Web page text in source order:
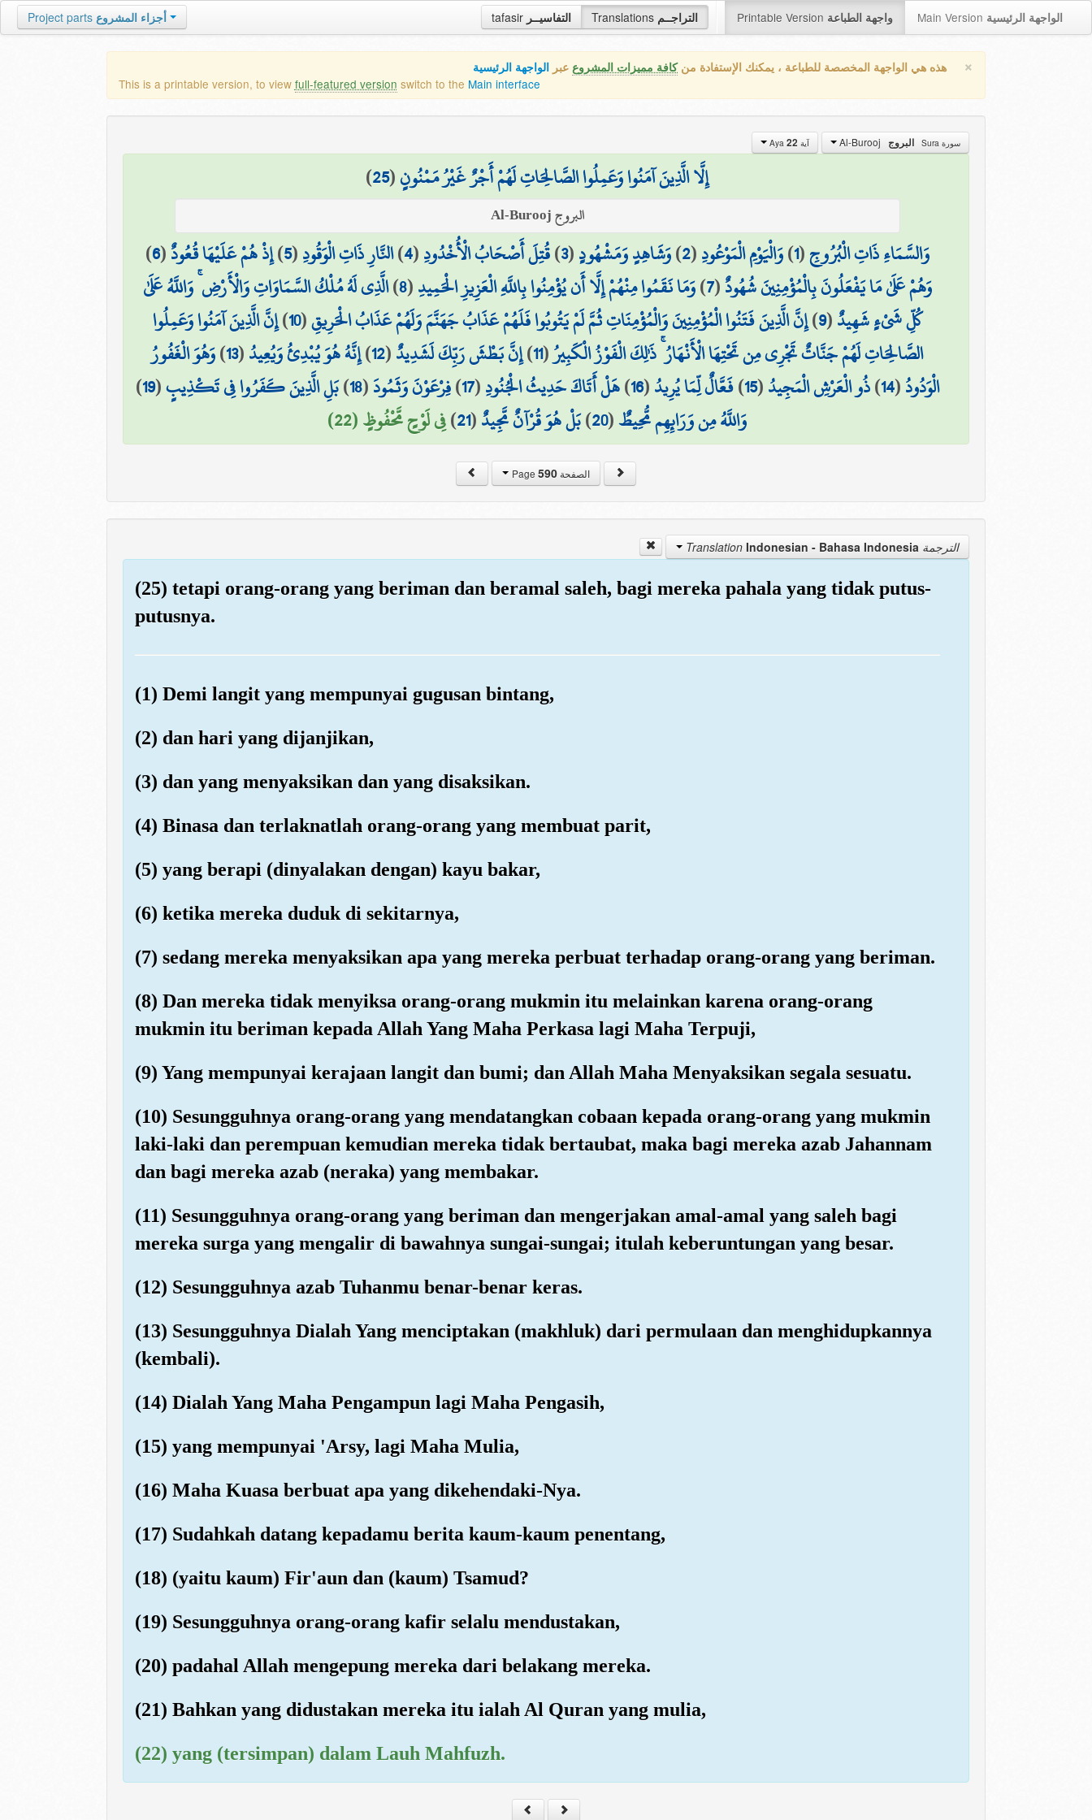
tafasir التفاسيــر Translations التراجــم Printable Version واجهة الطباعة Main Version الواجهة الرئيسية Project parts أجزاء المشروع
× هذه هي الواجهة المخصصة للطباعة ، يمكنك الإستفادة منكافة مميزات المشروع عبر الواجهة الرئيسية
This is a printable version, to view full-featured version switch to the Main interface
سورة Sura البروج آية Aya 22
إِلَّا الَّذِينَ آمَنُوا وَعَمِلُوا الصَّالِحَاتِ لَهُمْ أَجْرٌ غَيْرُ مَمْنُونٍ(
25
)
البروج Al-Burooj
وَالسَّمَاءِ ذَاتِ الْبُرُوجِ(
1
)وَالْيَوْمِ الْمَوْعُودِ(
2
)وَشَاهِدٍ وَمَشْهُودٍ(
3
)قُتِلَ أَصْحَابُ الْأُخْدُودِ(
4
)النَّارِ ذَاتِ الْوَقُودِ(
5
)إِذْ هُمْ عَلَيْهَا قُعُودٌ(
6
)
وَهُمْ عَلَىٰ مَا يَفْعَلُونَ بِالْمُؤْمِنِينَ شُهُودٌ(
7
)وَمَا نَقَمُوا مِنْهُمْ إِلَّا أَن يُؤْمِنُوا بِاللَّهِ الْعَزِيزِ الْحَمِيدِ(
8
)الَّذِي لَهُ مُلْكُ السَّمَاوَاتِ وَالْأَرْضِ ۚ وَاللَّهُ عَلَىٰ
كُلِّ شَيْءٍ شَهِيدٌ(
9
)إِنَّ الَّذِينَ فَتَنُوا الْمُؤْمِنِينَ وَالْمُؤْمِنَاتِ ثُمَّ لَمْ يَتُوبُوا فَلَهُمْ عَذَابُ جَهَنَّمَ وَلَهُمْ عَذَابُ الْحَرِيقِ(
10
)إِنَّ الَّذِينَ آمَنُوا وَعَمِلُوا
الصَّالِحَاتِ لَهُمْ جَنَّاتٌ تَجْرِي مِن تَحْتِهَا الْأَنْهَارُ ۚ ذَٰلِكَ الْفَوْزُ الْكَبِيرُ(
11
)إِنَّ بَطْشَ رَبِّكَ لَشَدِيدٌ(
12
)إِنَّهُ هُوَ يُبْدِئُ وَيُعِيدُ(
13
)وَهُوَ الْغَفُورُ
الْوَدُودُ(
14
)ذُو الْعَرْشِ الْمَجِيدُ(
15
)فَعَّالٌ لِّمَا يُرِيدُ(
16
)هَلْ أَتَاكَ حَدِيثُ الْجُنُودِ(
17
)فِرْعَوْنَ وَثَمُودَ(
18
)بَلِ الَّذِينَ كَفَرُوا فِي تَكْذِيبٍ(
19
)
وَاللَّهُ مِن وَرَائِهِم مُّحِيطٌ(
20
)بَلْ هُوَ قُرْآنٌ مَّجِيدٌ(
21
)فِي لَوْحٍ مَّحْفُوظٍ (22)
الصفحة Page590
الترجمة Translation Indonesian - Bahasa Indonesia
(25) tetapi orang-orang yang beriman dan beramal saleh, bagi mereka pahala yang tidak putus-
putusnya.
(1) Demi langit yang mempunyai gugusan bintang,
(2) dan hari yang dijanjikan,
(3) dan yang menyaksikan dan yang disaksikan.
(4) Binasa dan terlaknatlah orang-orang yang membuat parit,
(5) yang berapi (dinyalakan dengan) kayu bakar,
(6) ketika mereka duduk di sekitarnya,
(7) sedang mereka menyaksikan apa yang mereka perbuat terhadap orang-orang yang beriman.
(8) Dan mereka tidak menyiksa orang-orang mukmin itu melainkan karena orang-orang
mukmin itu beriman kepada Allah Yang Maha Perkasa lagi Maha Terpuji,
(9) Yang mempunyai kerajaan langit dan bumi; dan Allah Maha Menyaksikan segala sesuatu.
(10) Sesungguhnya orang-orang yang mendatangkan cobaan kepada orang-orang yang mukmin
laki-laki dan perempuan kemudian mereka tidak bertaubat, maka bagi mereka azab Jahannam
dan bagi mereka azab (neraka) yang membakar.
(11) Sesungguhnya orang-orang yang beriman dan mengerjakan amal-amal yang saleh bagi
mereka surga yang mengalir di bawahnya sungai-sungai; itulah keberuntungan yang besar.
(12) Sesungguhnya azab Tuhanmu benar-benar keras.
(13) Sesungguhnya Dialah Yang menciptakan (makhluk) dari permulaan dan menghidupkannya
(kembali).
(14) Dialah Yang Maha Pengampun lagi Maha Pengasih,
(15) yang mempunyai 'Arsy, lagi Maha Mulia,
(16) Maha Kuasa berbuat apa yang dikehendaki-Nya.
(17) Sudahkah datang kepadamu berita kaum-kaum penentang,
(18) (yaitu kaum) Fir'aun dan (kaum) Tsamud?
(19) Sesungguhnya orang-orang kafir selalu mendustakan,
(20) padahal Allah mengepung mereka dari belakang mereka.
(21) Bahkan yang didustakan mereka itu ialah Al Quran yang mulia,
(22) yang (tersimpan) dalam Lauh Mahfuzh.